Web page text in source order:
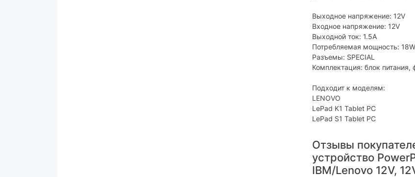
Выходное напряжение: 12V
Входное напряжение: 12V
Выходной ток: 1.5A
Потребляемая мощность: 18W
Разъемы: SPECIAL
Комплектация: блок питания,
Подходит к моделям:
LENOVO
LePad K1 Tablet PC
LePad S1 Tablet PC
Отзывы
устройство
IBM/Lenovo 12V,